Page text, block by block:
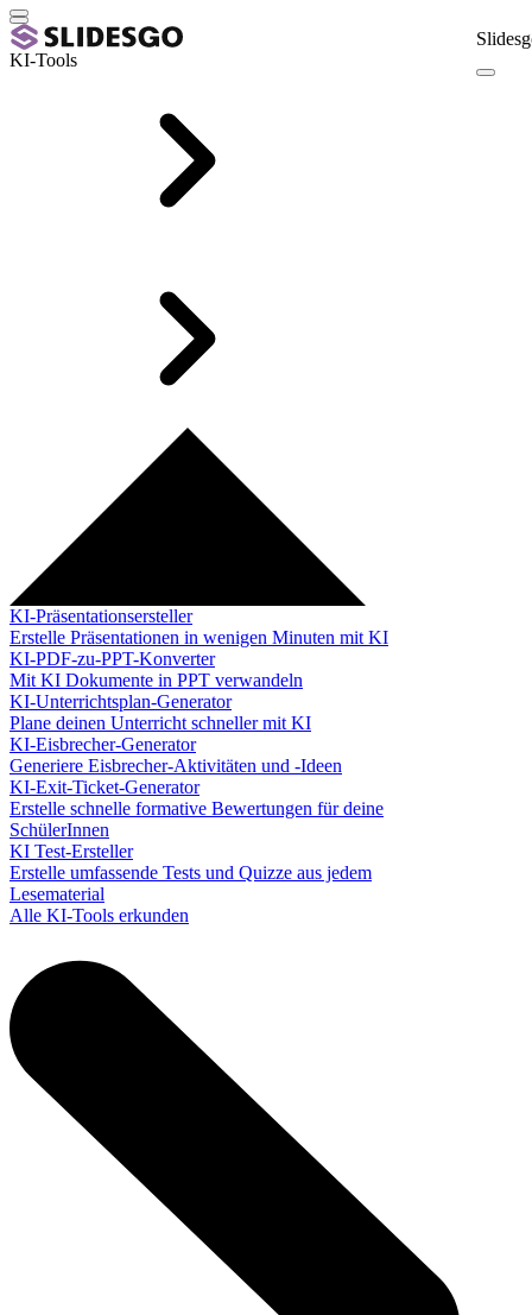
KI-Tools
KI-Präsentationsersteller
Erstelle Präsentationen in wenigen Minuten mit KI
KI-PDF-zu-PPT-Konverter
Mit KI Dokumente in PPT verwandeln
KI-Unterrichtsplan-Generator
Plane deinen Unterricht schneller mit KI
KI-Eisbrecher-Generator
Generiere Eisbrecher-Aktivitäten und -Ideen
KI-Exit-Ticket-Generator
Erstelle schnelle formative Bewertungen für deine
SchülerInnen
KI Test-Ersteller
Erstelle umfassende Tests und Quizze aus jedem
Lesematerial
Alle KI-Tools erkunden